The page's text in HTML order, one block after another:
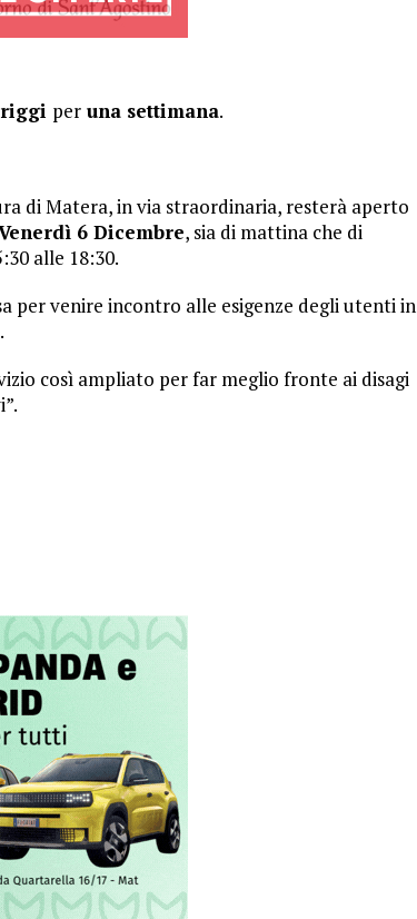
per una settimana.
di Matera, in via straordinaria, resterà aperto
6 Dicembre, sia di mattina che di
alle 18:30.
per venire incontro alle esigenze degli utenti in
così ampliato per far meglio fronte ai disagi